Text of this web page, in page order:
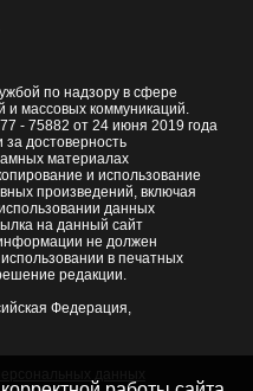
по надзору в сфере
массовых коммуникаций.
- 75882 от 24 июня 2019 года
за достоверность
материалах
и использование
произведений, включая
данных
на данный сайт
не должен
в печатных
редакции.
Федерация,